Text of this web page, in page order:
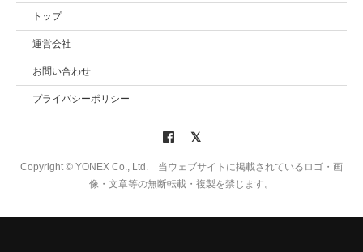
トップ
運営会社
お問い合わせ
プライバシーポリシー
Copyright © YONEX Co., Ltd. 当ウェブサイトに掲載されているロゴ・画
像・文章等の無断転載・複製を禁じます。